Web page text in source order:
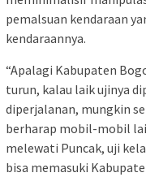
pemalsuan kendaraan
kendaraannya.
“Apalagi Kabupaten
turun, kalau laik ujinya
diperjalanan, mungkin
berharap mobil-mobil
melewati Puncak, uji
bisa memasuki